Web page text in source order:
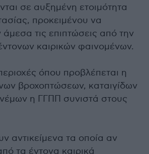
σε αυξημένη ετοιμότητα
προκειμένου να
άμεσα τις επιπτώσεις από την
καιρικών φαινομένων.
όπου προβλέπεται η
βροχοπτώσεων, καταιγίδων
η ΓΓΠΠ συνιστά στους
αντικείμενα τα οποία αν
τα έντονα καιρικά